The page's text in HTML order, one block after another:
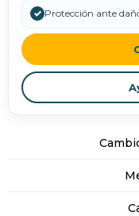
✓ Protección ante